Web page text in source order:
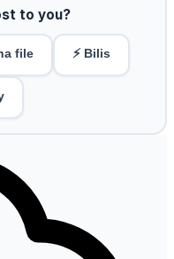
to you?
file ⚡ Bilis